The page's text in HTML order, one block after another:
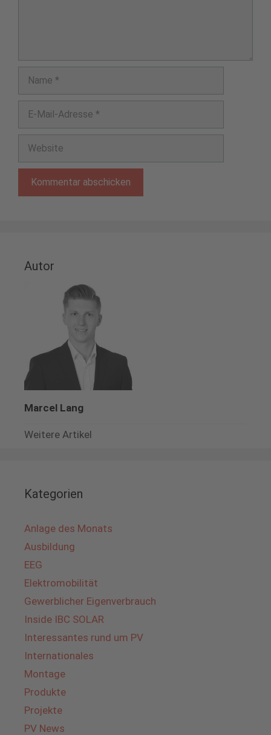
Mail-
Adresse
Autor
Marcel Lang
Weitere Artikel
Kategorien
Anlage des Monats
Ausbildung
EEG
Elektromobilität
Gewerblicher Eigenverbrauch
Inside IBC SOLAR
Interessantes rund um PV
Internationales
Montage
Produkte
Projekte
PV News